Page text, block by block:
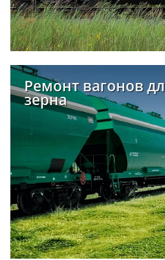
Ремонт вагонов
зерна